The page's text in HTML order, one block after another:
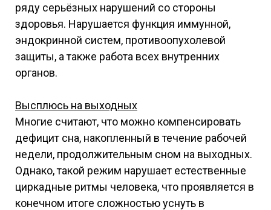
ряду серьёзных нарушений со стороны
здоровья. Нарушается функция иммунной,
эндокринной систем, противоопухолевой
защиты, а также работа всех внутренних
органов.
Высплюсь на выходных
Многие считают, что можно компенсировать
дефицит сна, накопленный в течение рабочей
недели, продолжительным сном на выходных.
Однако, такой режим нарушает естественные
циркадные ритмы человека, что проявляется в
конечном итоге сложностью уснуть в